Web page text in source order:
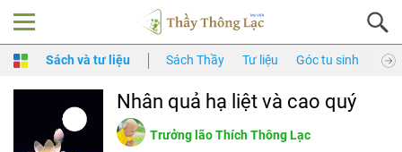
Sách và tư liệu Sách Thầy Tư liệu Góc tu sinh
Nhân quả hạ liệt và cao quý
Trưởng lão Thích Thông Lạc